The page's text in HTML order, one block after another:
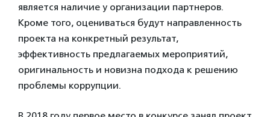
является наличие у организации партнеров.
Кроме того, оцениваться будут направленность
проекта на конкретный результат,
эффективность предлагаемых мероприятий,
оригинальность и новизна подхода к решению
проблемы коррупции.